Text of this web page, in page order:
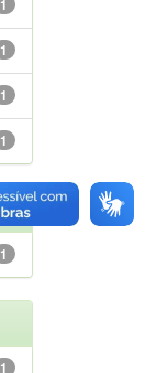
1
1
1
1
1
1